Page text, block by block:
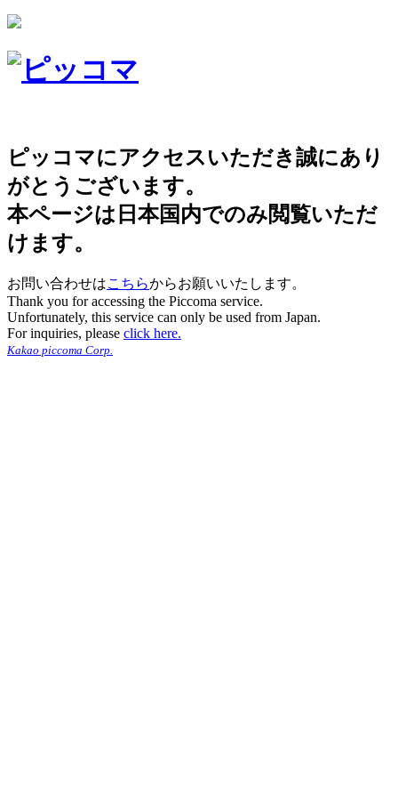
ピッコマにアクセスいただき誠にあり
がとうございます。
本ページは日本国内でのみ閲覧いただ
けます。
お問い合わせはこちらからお願いいたします。
Thank you for accessing the Piccoma service.
Unfortunately, this service can only be used from Japan.
For inquiries, please click here.
Kakao piccoma Corp.